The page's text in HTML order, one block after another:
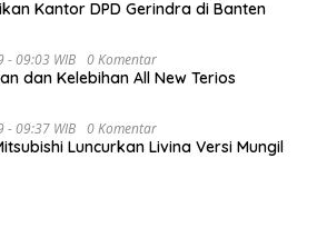
Kantor DPD Gerindra di Banten
- 09:03 WIB 0 Komentar
dan Kelebihan All New Terios
- 09:37 WIB 0 Komentar
Luncurkan Livina Versi Mungil